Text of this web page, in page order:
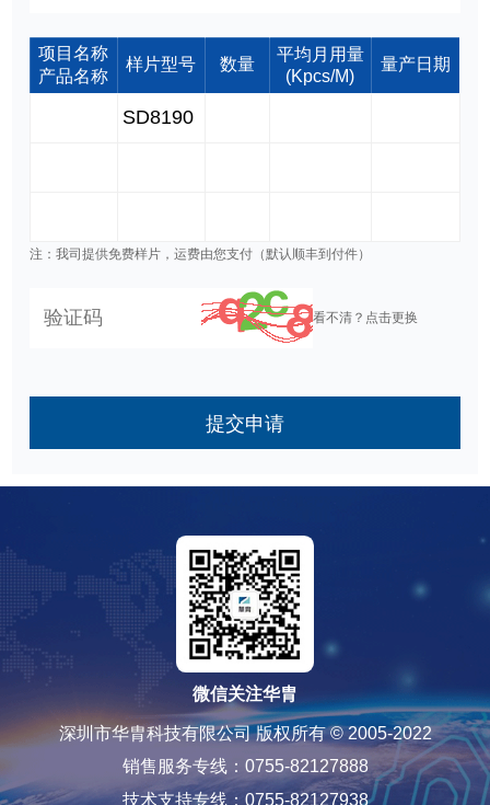
项目名称
产品名称
样片型号 数量
平均月用量
(Kpcs/M)
量产日期
注：我司提供免费样片，运费由您支付（默认顺丰到付件）
看不清？点击更换
提交申请
微信关注华胄
深圳市华胄科技有限公司 版权所有 © 2005-2022
销售服务专线：0755-82127888
技术支持专线：0755-82127938